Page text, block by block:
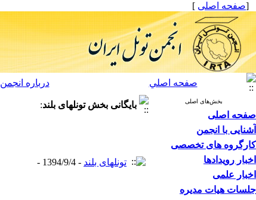
[صفحه اصلی ]
صفحه اصلي درباره انجمن
بخش‌های اصلی
صفحه اصلی
آشنایی با انجمن
کارگروه های تخصصی
اخبار رویدادها
اخبار علمی
جلسات هیات مدیره
بایگانی بخشتونلهای بلند:
تونلهای بلند - 1394/9/4 -